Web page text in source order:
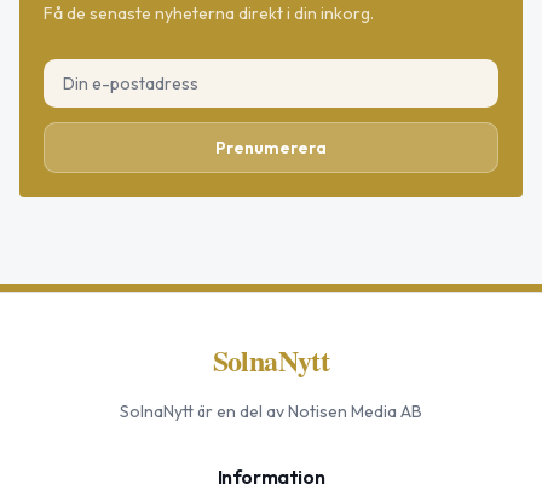
Få de senaste nyheterna direkt i din inkorg.
Prenumerera
SolnaNytt
SolnaNyttär en del av Notisen Media AB
Information